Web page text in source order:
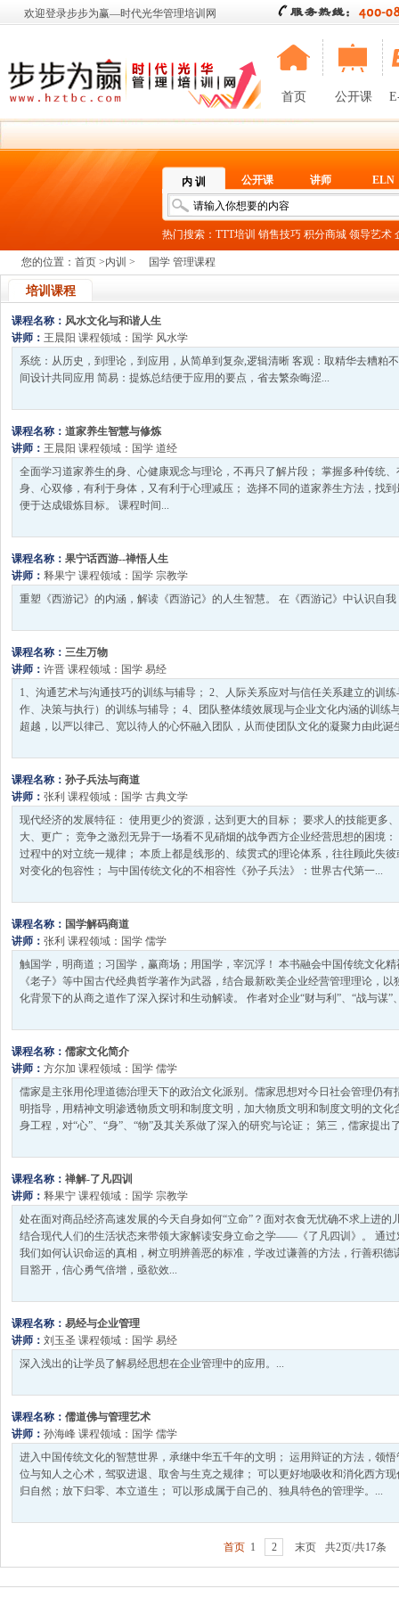
欢迎登录步步为赢—时代光华管理培训网
首页 公开课
内 训 公开课 讲师 ELN
热门搜索： TTT培训 销售技巧 积分商城 领导艺术
您的位置： 首页 >内训 > 国学 管理课程
培训课程
课程名称： 风水文化与和谐人生
讲师： 王晨阳 课程领域： 国学 风水学
系统：从历史，到理论，到应用，从简单到复杂,逻辑清晰 客观：取精华去糟粕
间设计共同应用 简易：提炼总结便于应用的要点，省去繁杂晦涩...
课程名称： 道家养生智慧与修炼
讲师： 王晨阳 课程领域： 国学 道经
全面学习道家养生的身、心健康观念与理论，不再只了解片段； 掌握多种传统
身、心双修，有利于身体，又有利于心理减压； 选择不同的道家养生方法，找
便于达成锻炼目标。 课程时间...
课程名称： 果宁话西游--禅悟人生
讲师： 释果宁 课程领域： 国学 宗教学
重塑《西游记》的内涵，解读《西游记》的人生智慧。 在《西游记》中认识自
课程名称： 三生万物
讲师： 许晋 课程领域： 国学 易经
1、沟通艺术与沟通技巧的训练与辅导； 2、人际关系应对与信任关系建立的训
作、决策与执行）的训练与辅导； 4、团队整体绩效展现与企业文化内涵的训练
超越，以严以律己、宽以待人的心怀融入团队，从而使团队文化的凝聚力由此诞
课程名称： 孙子兵法与商道
讲师： 张利 课程领域： 国学 古典文学
现代经济的发展特征： 使用更少的资源，达到更大的目标； 要求人的技能更多
大、更广； 竞争之激烈无异于一场看不见硝烟的战争西方企业经营思想的困境
过程中的对立统一规律； 本质上都是线形的、续贯式的理论体系，往往顾此失
对变化的包容性； 与中国传统文化的不相容性《孙子兵法》：世界古代第一...
课程名称： 国学解码商道
讲师： 张利 课程领域： 国学 儒学
触国学，明商道；习国学，赢商场；用国学，宰沉浮！ 本书融会中国传统文化
《老子》等中国古代经典哲学著作为武器，结合最新欧美企业经营管理理论，
化背景下的从商之道作了深入探讨和生动解读。 作者对企业“财与利”、“战与谋”
课程名称： 儒家文化简介
讲师： 方尔加 课程领域： 国学 儒学
儒家是主张用伦理道德治理天下的政治文化派别。儒家思想对今日社会管理仍
明指导，用精神文明渗透物质文明和制度文明，加大物质文明和制度文明的文
身工程，对“心”、“身”、“物”及其关系做了深入的研究与论证； 第三，儒家提出
课程名称： 禅解-了凡四训
讲师： 释果宁 课程领域： 国学 宗教学
处在面对商品经济高速发展的今天自身如何“立命”？面对衣食无忧确不求上进
结合现代人们的生活状态来带领大家解读安身立命之学――《了凡四训》。 通
我们如何认识命运的真相，树立明辨善恶的标准，学改过谦善的方法，行善积
目豁开，信心勇气倍增，亟欲效...
课程名称： 易经与企业管理
讲师： 刘玉圣 课程领域： 国学 易经
深入浅出的让学员了解易经思想在企业管理中的应用。...
课程名称： 儒道佛与管理艺术
讲师： 孙海峰 课程领域： 国学 儒学
进入中国传统文化的智慧世界，承继中华五千年的文明； 运用辩证的方法，领
位与知人之心术，驾驭进退、取舍与生克之规律； 可以更好地吸收和消化西方
归自然；放下归零、本立道生； 可以形成属于自己的、独具特色的管理学。...
首页 1 2 末页 共2页/共17条